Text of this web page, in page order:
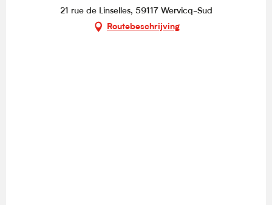
21 rue de Linselles, 59117 Wervicq-Sud
Routebeschrijving